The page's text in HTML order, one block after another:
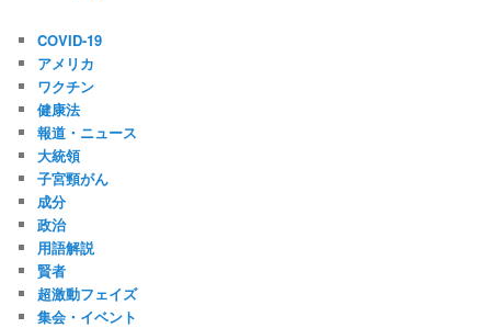
COVID-19
アメリカ
ワクチン
健康法
報道・ニュース
大統領
子宮頸がん
成分
政治
用語解説
賢者
超激動フェイズ
集会・イベント